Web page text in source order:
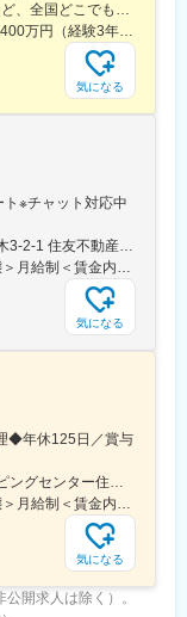
メーカーです。平均
棟を超え、確かな実
域をカバーしてお
応えることができる
【フルリモート・完全在宅勤務OK】自宅など、全国どこでもあなたが働きやすい場所で働けます★転居を伴う転勤なし★全国47都道府県どこからでも応募OK【本社】東京都新宿区山吹町130番地の15 茜ビル2-A＜アクセス＞有楽町線「江戸川橋駅」、東西線「東西線」より徒歩10分※受動喫煙対策：あり
年収480万円（経験5年／リーダー） 年収400万円（経験3年／メンバー）
気になる
ト※チャット対応中
＜勤務地詳細＞本社住所：東京都港区六本木3-2-1 住友不動産六本木グランドタワー勤務地最寄駅：東京メトロ南北線／六本木一丁目駅受動喫煙対策：屋内全面禁煙変更の範囲：会社の定める事業所（リモートワーク含む）
＜予定年収＞406万円～602万円＜賃金形態＞月給制＜賃金内訳＞月額（基本給）：212,480円～315,200円その他固定手当/月：5,000円固定残業手当/月：77,520円～114,800円（固定残業時間45時間0分/月）超過した時間外労働の残業手当は追加支給＜月給＞295,000円～435,000円（一律手当を含む）＜昇給有無＞有＜残業手当＞有賃金はあくまでも目安の金額であり、選考を通じて上下する可能性があります。月給(月額)は固定手当を含めた表記です。
気になる
◆年休125日／賞与
＜勤務地詳細＞全国の各事業部・各ショッピングセンター住所：千葉県千葉市美浜区中瀬1-5-1イオンタワー10F（本社所在地） 受動喫煙対策：敷地内全面禁煙変更の範囲：会社の定める事業所
＜予定年収＞473万円～860万円＜賃金形態＞月給制＜賃金内訳＞月額（基本給）：296,000円～516,000円＜月給＞296,000円～516,000円＜昇給有無＞有＜残業手当＞有＜給与補足＞■予定年収はあくまでも目安の金額であり、選考を通じて上下する可能性があります。■予定年収は全国転勤可能な場合の目安です。■賞与：平均年4.2か月分程度■管理監督者として採用された場合、「時間外勤務手当」「休日勤務手当」の対象外となります。賃金はあくまでも目安の金額であり、選考を通じて上下する可能性があります。月給(月額)は固定手当を含めた表記です。
気になる
開求人は除く）。